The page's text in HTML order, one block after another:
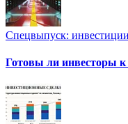
Спецвыпуск: инвестиции
Готовы ли инвесторы